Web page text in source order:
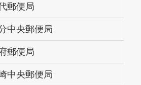
郵便局
中央郵便局
郵便局
中央郵便局